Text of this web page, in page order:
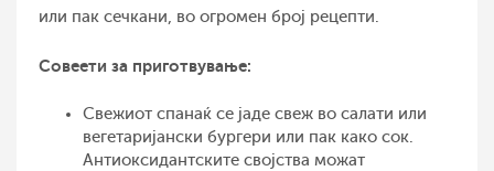
или пак сечкани, во огромен број рецепти.
Совеети за приготвување:
Свежиот спанаќ се јаде свеж во салати или
вегетаријански бургери или пак како сок.
Антиоксидантските својства можат